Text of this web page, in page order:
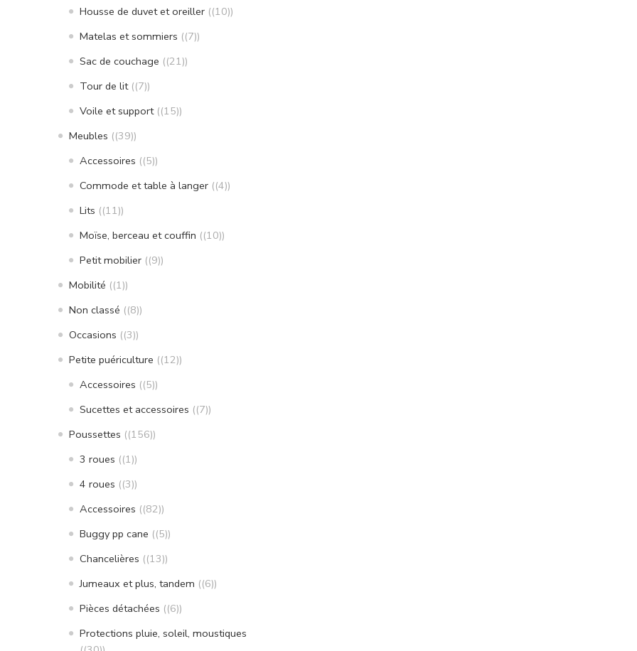
Housse de duvet et oreiller (10)
Matelas et sommiers (7)
Sac de couchage (21)
Tour de lit (7)
Voile et support (15)
Meubles (39)
Accessoires (5)
Commode et table à langer (4)
Lits (11)
Moïse, berceau et couffin (10)
Petit mobilier (9)
Mobilité (1)
Non classé (8)
Occasions (3)
Petite puériculture (12)
Accessoires (5)
Sucettes et accessoires (7)
Poussettes (156)
3 roues (1)
4 roues (3)
Accessoires (82)
Buggy pp cane (5)
Chancelières (13)
Jumeaux et plus, tandem (6)
Pièces détachées (6)
Protections pluie, soleil, moustiques